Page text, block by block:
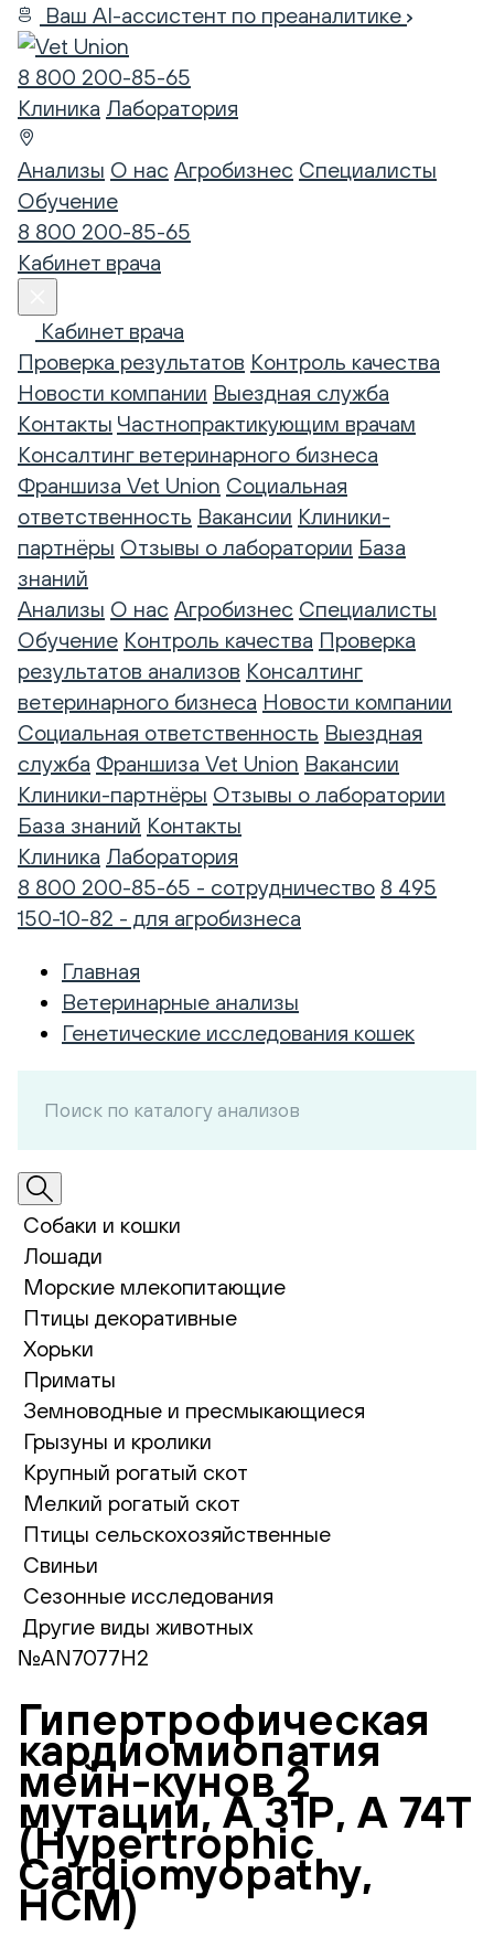
Ваш AI-ассистент по преаналитике
8 800 200-85-65
Клиника Лаборатория
Анализы О нас Агробизнес Специалисты
Обучение
8 800 200-85-65
Кабинет врача
Кабинет врача
Проверка результатов Контроль качества
Новости компании Выездная служба
Контакты Частнопрактикующим врачам
Консалтинг ветеринарного бизнеса
Франшиза Vet Union Социальная
ответственность Вакансии Клиники-
партнёры Отзывы о лаборатории База
знаний
Анализы О нас Агробизнес Специалисты
Обучение Контроль качества Проверка
результатов анализов Консалтинг
ветеринарного бизнеса Новости компании
Социальная ответственность Выездная
служба Франшиза Vet Union Вакансии
Клиники-партнёры Отзывы о лаборатории
База знаний Контакты
Клиника Лаборатория
8 800 200-85-65 - сотрудничество 8 495
150-10-82 - для агробизнеса
Главная
Ветеринарные анализы
Генетические исследования кошек
Собаки и кошки
Лошади
Морские млекопитающие
Птицы декоративные
Хорьки
Приматы
Земноводные и пресмыкающиеся
Грызуны и кролики
Крупный рогатый скот
Мелкий рогатый скот
Птицы сельскохозяйственные
Свиньи
Сезонные исследования
Другие виды животных
№AN7077H2
Гипертрофическая
кардиомиопатия
мейн-кунов 2
мутации, А 31Р, А 74Т
(Hypertrophic
Сardiomyopathy,
HCM)